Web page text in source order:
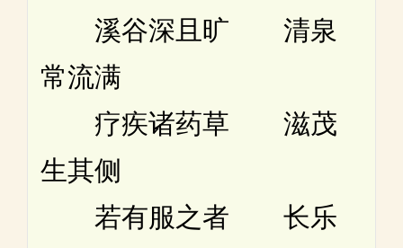
溪谷深且旷 清泉
常流满
疗疾诸药草 滋茂
生其侧
若有服之者 长乐